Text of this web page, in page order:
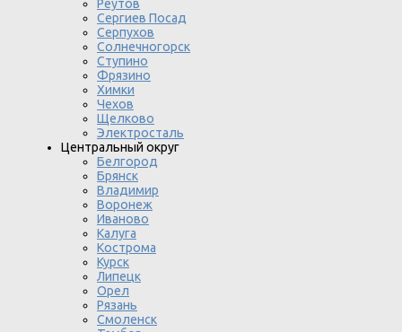
Реутов
Сергиев Посад
Серпухов
Солнечногорск
Ступино
Фрязино
Химки
Чехов
Щелково
Электросталь
Центральный округ
Белгород
Брянск
Владимир
Воронеж
Иваново
Калуга
Кострома
Курск
Липецк
Орел
Рязань
Смоленск